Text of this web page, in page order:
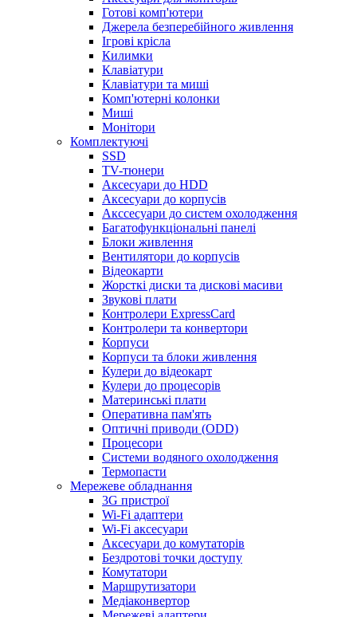
Готові комп'ютери
Джерела безперебійного живлення
Ігрові крісла
Килимки
Клавіатури
Клавіатури та миші
Комп'ютерні колонки
Миші
Монітори
Комплектуючi
SSD
TV-тюнери
Аксесуари до HDD
Аксесуари до корпусів
Акссесуари до систем охолодження
Багатофункціональні панелі
Блоки живлення
Вентилятори до корпусів
Відеокарти
Жорсткі диски та дискові масиви
Звукові плати
Контролери ExpressCard
Контролери та конвертори
Корпуси
Корпуси та блоки живлення
Кулери до відеокарт
Кулери до процесорів
Материнські плати
Оперативна пам'ять
Оптичні приводи (ODD)
Процесори
Системи водяного охолодження
Термопасти
Мережеве обладнання
3G пристрої
Wi-Fi адаптери
Wi-Fi аксесуари
Аксесуари до комутаторів
Бездротові точки доступу
Комутатори
Маршрутизатори
Медіаконвертор